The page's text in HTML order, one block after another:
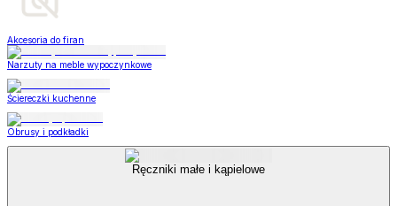
Akcesoria do firan
Narzuty na meble wypoczynkowe
Ściereczki kuchenne
Obrusy i podkładki
Ręczniki małe i kąpielowe